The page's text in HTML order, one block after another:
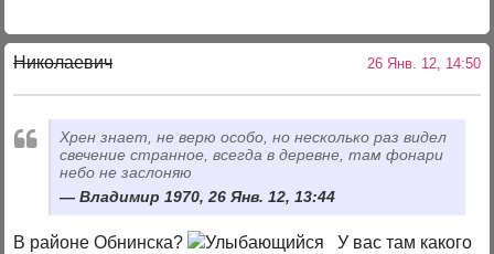
Николаевич 26 Янв. 12, 14:50
Хрен знает, не верю особо, но несколько раз видел
свечение странное, всегда в деревне, там фонари
небо не заслоняю
Владимир 1970, 26 Янв. 12, 13:44
В районе Обнинска?
У вас там какого